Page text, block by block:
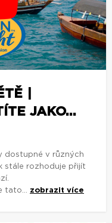
|
JAKO...
dostupné v různých
stále rozhoduje přijít
tato... zobrazit více